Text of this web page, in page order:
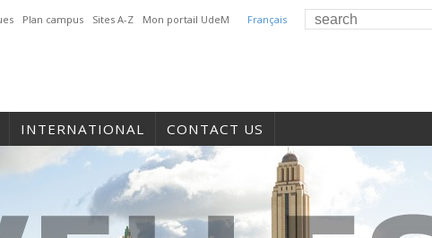
Français
Plan campus Sites A-Z Mon portail UdeM
INTERNATIONAL CONTACT US